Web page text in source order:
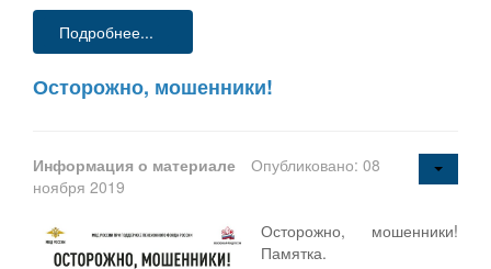
Подробнее...
Осторожно, мошенники!
Информация о материале
Опубликовано: 08
ноября 2019
Осторожно, мошенники!
Памятка.